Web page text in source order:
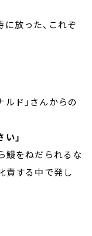
放った、これぞ
ド」さんからの
」
鰻をねだられるな
責する中で発し